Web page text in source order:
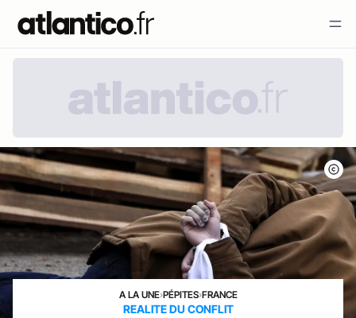
A LA UNE›PÉPITES›FRANCE
REALITE DU CONFLIT